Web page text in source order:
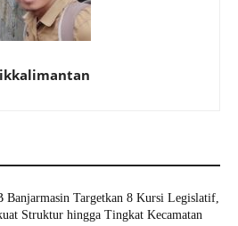
Banjarmasin Targetkan 8 Kursi Legislatif,
Struktur hingga Tingkat Kecamatan